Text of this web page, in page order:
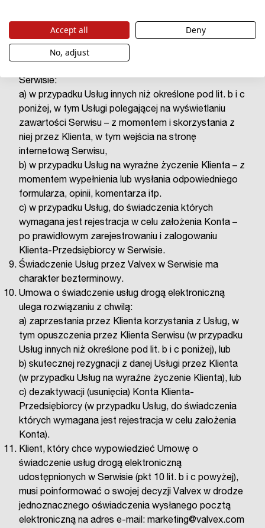
poprzez Formularz Kontaktowy.
Umowa o świadczenie usług drogą elektroniczną
zostaje zawarta w momencie rozpoczęcia
Serwisie:
a) w przypadku Usług innych niż określone pod lit. b i c
poniżej, w tym Usługi polegającej na wyświetlaniu
zawartości Serwisu – z momentem i skorzystania z
niej przez Klienta, w tym wejścia na stronę
internetową Serwisu,
b) w przypadku Usług na wyraźne życzenie Klienta – z
momentem wypełnienia lub wysłania odpowiedniego
formularza, opinii, komentarza itp.
c) w przypadku Usług, do świadczenia których
wymagana jest rejestracja w celu założenia Konta –
po prawidłowym zarejestrowaniu i zalogowaniu
Klienta-Przedsiębiorcy w Serwisie.
Świadczenie Usług przez Valvex w Serwisie ma
charakter bezterminowy.
Umowa o świadczenie usług drogą elektroniczną
ulega rozwiązaniu z chwilą:
a) zaprzestania przez Klienta korzystania z Usług, w
tym opuszczenia przez Klienta Serwisu (w przypadku
Usług innych niż określone pod lit. b i c poniżej), lub
b) skutecznej rezygnacji z danej Usługi przez Klienta
(w przypadku Usług na wyraźne życzenie Klienta), lub
c) dezaktywacji (usunięcia) Konta Klienta-
Przedsiębiorcy (w przypadku Usług, do świadczenia
których wymagana jest rejestracja w celu założenia
Konta).
Klient, który chce wypowiedzieć Umowę o
świadczenie usług drogą elektroniczną
udostępnionych w Serwisie (pkt 10 lit. b i c powyżej),
musi poinformować o swojej decyzji Valvex w drodze
jednoznacznego oświadczenia wysłanego pocztą
elektroniczną na adres e-mail: marketing@valvex.com
Accept all
Deny
No, adjust